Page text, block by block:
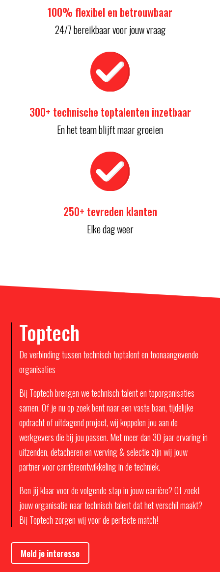
100% flexibel en betrouwbaar
24/7 bereikbaar voor jouw vraag
300+ technische toptalenten inzetbaar
En het team blijft maar groeien
250+ tevreden klanten
Elke dag weer
Toptech
De verbinding tussen technisch toptalent en toonaangevende
organisaties
Bij Toptech brengen we technisch talent en toporganisaties
samen. Of je nu op zoek bent naar een vaste baan, tijdelijke
opdracht of uitdagend project, wij koppelen jou aan de
werkgevers die bij jou passen. Met meer dan 30 jaar ervaring in
uitzenden, detacheren en werving & selectie zijn wij jouw
partner voor carrièreontwikkeling in de techniek.
Ben jij klaar voor de volgende stap in jouw carrière? Of zoekt
jouw organisatie naar technisch talent dat het verschil maakt?
Bij Toptech zorgen wij voor de perfecte match!
Meld je interesse